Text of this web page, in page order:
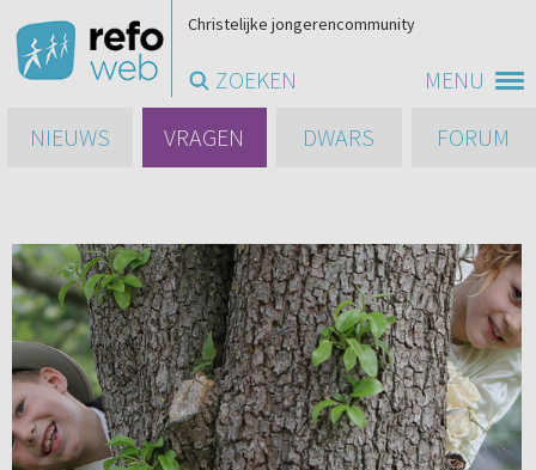
MENU
Christelijke jongerencommunity
ZOEKEN
NIEUWS
VRAGEN DWARS FORUM